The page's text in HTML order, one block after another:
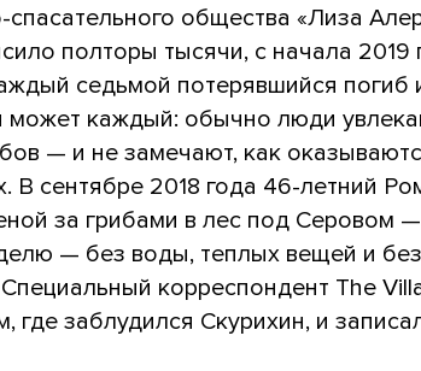
общества «Лиза
полторы тысячи, с начала 2019
седьмой потерявшийся погиб
может каждый: обычно люди
— и не замечают, как
В сентябре 2018 года 46-летний
за грибами в лес под Серовом
— без воды, теплых вещей и
корреспондент The
где заблудился Скурихин, и